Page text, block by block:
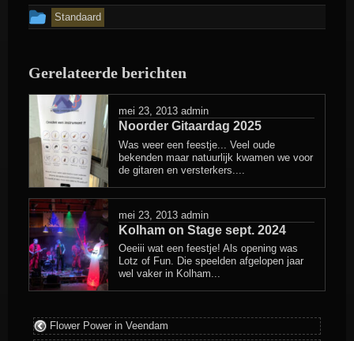
Dit
geplaatst
in
Standaard
Gerelateerde berichten
mei 23, 2013 admin
Noorder Gitaardag 2025
Was weer een feestje... Veel oude
bekenden maar natuurlijk kwamen we voor
de gitaren en versterkers....
mei 23, 2013 admin
Kolham on Stage sept. 2024
Oeeiii wat een feestje! Als opening was
Lotz of Fun. Die speelden afgelopen jaar
wel vaker in Kolham...
Flower Power in Veendam